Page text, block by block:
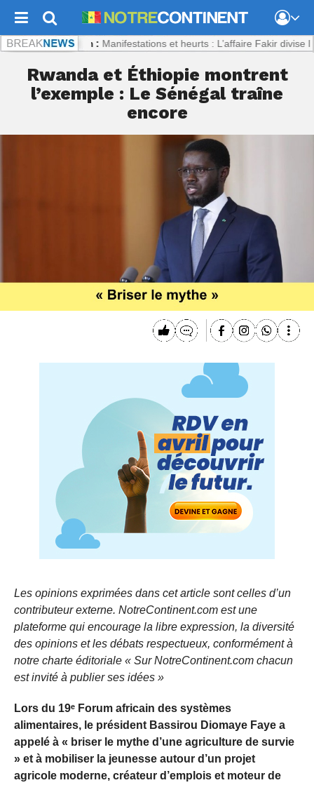
: Manifestations et heurts : L’affaire Fakir divise l’Italie
Rwanda et Éthiopie montrent
l’exemple : Le Sénégal traîne
encore
Les opinions exprimées dans cet article sont celles d’un
contributeur externe. NotreContinent.com est une
plateforme qui encourage la libre expression, la diversité
des opinions et les débats respectueux, conformément à
notre charte éditoriale « Sur NotreContinent.com chacun
est invité à publier ses idées »
Lors du 19ᵉ Forum africain des systèmes
alimentaires, le président Bassirou Diomaye Faye a
appelé à « briser le mythe d’une agriculture de survie
» et à mobiliser la jeunesse autour d’un projet
agricole moderne, créateur d’emplois et moteur de